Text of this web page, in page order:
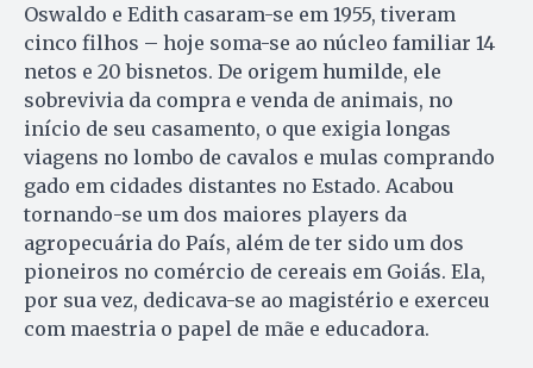
Oswaldo e Edith casaram-se em 1955, tiveram
cinco filhos – hoje soma-se ao núcleo familiar 14
netos e 20 bisnetos. De origem humilde, ele
sobrevivia da compra e venda de animais, no
início de seu casamento, o que exigia longas
viagens no lombo de cavalos e mulas comprando
gado em cidades distantes no Estado. Acabou
tornando-se um dos maiores players da
agropecuária do País, além de ter sido um dos
pioneiros no comércio de cereais em Goiás. Ela,
por sua vez, dedicava-se ao magistério e exerceu
com maestria o papel de mãe e educadora.